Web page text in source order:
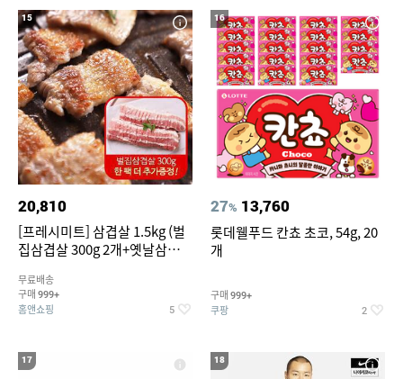
15
20,810
[프레시미트] 삼겹살 1.5kg (벌
집삼겹살 300g 2개+옛날삼겹살
팩 추가증정)
무료배송
구매 999+
홈앤쇼핑 5
16
27% 13,760
롯데웰푸드 칸쵸 초코, 54g, 20
개
구매 999+
쿠팡 2
17 18